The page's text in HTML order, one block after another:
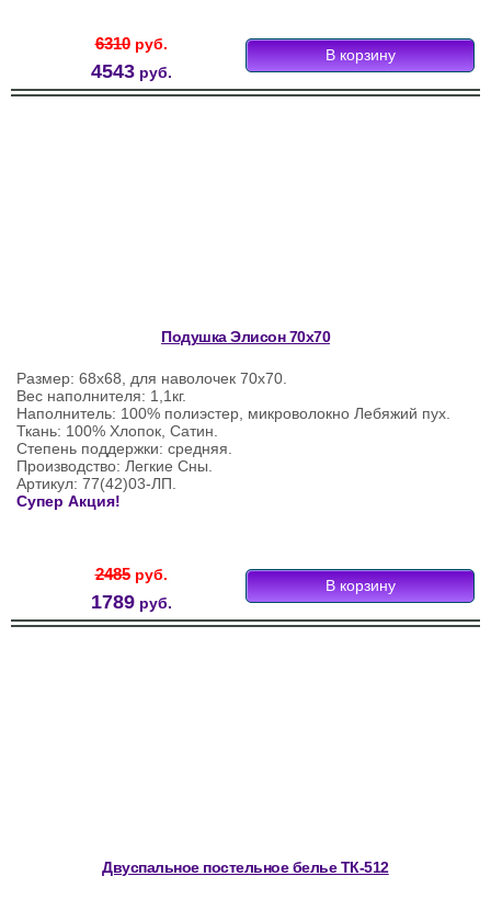
6310руб.
4543руб.
Подушка Элисон 70х70
Размер: 68х68, для наволочек 70х70.
Вес наполнителя: 1,1кг.
Наполнитель: 100% полиэстер, микроволокно Лебяжий пух.
Ткань: 100% Хлопок, Сатин.
Степень поддержки: средняя.
Производство: Легкие Сны.
Артикул: 77(42)03-ЛП.
Супер Акция!
2485руб.
1789руб.
Двуспальное постельное белье ТК-512